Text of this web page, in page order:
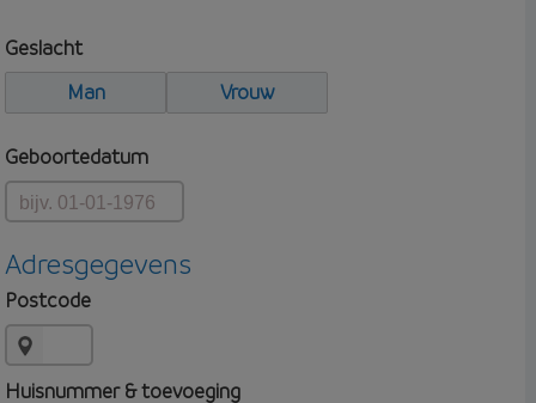
Geslacht
Man
Vrouw
Geboortedatum
Adresgegevens
Postcode
Huisnummer & toevoeging